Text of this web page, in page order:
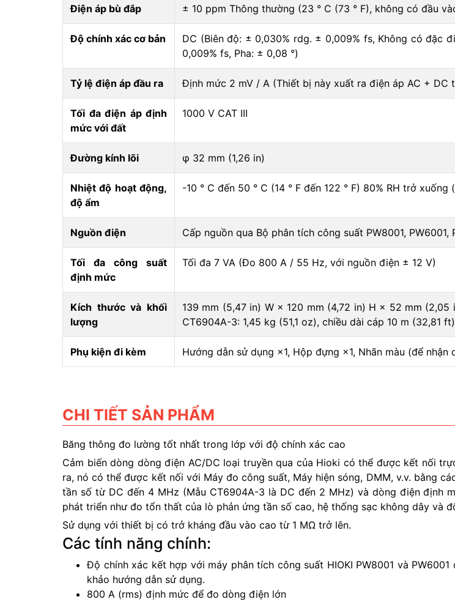
Điện áp bù đắp ± 10 ppm Thông thường (23 ° C (73 ° F), không có đầu
Độ chính xác cơ bản
DC (Biên độ: ± 0,030% rdg. ± 0,009% fs, Không có
0,009% fs, Pha: ± 0,08 °)
Tỷ lệ điện áp đầu ra Định mức 2 mV / A (Thiết bị này xuất ra điện áp AC + DC
Tối đa điện áp định
mức với đất
1000 V CAT III
Đường kính lõi φ 32 mm (1,26 in)
Nhiệt độ hoạt động,
độ ẩm
-10 ° C đến 50 ° C (14 ° F đến 122 ° F) 80% RH trở xuống
Nguồn điện Cấp nguồn qua Bộ phân tích công suất PW8001,
Tối đa công suất
định mức
Tối đa 7 VA (Đo 800 A / 55 Hz, với nguồn điện ± 12 V)
Kích thước và khối
lượng
139 mm (5,47 in) W × 120 mm (4,72 in) H × 52 mm
CT6904A-3: 1,45 kg (51,1 oz), chiều dài cáp 10 m (32,81 ft)
Phụ kiện đi kèm Hướng dẫn sử dụng ×1, Hộp đựng ×1, Nhãn màu (để nhận
CHI TIẾT SẢN PHẨM
Băng thông đo lường tốt nhất trong lớp với độ chính xác cao
Cảm biến dòng dòng điện AC/DC loại truyền qua của Hioki có thể được kết nối
ra, nó có thể được kết nối với Máy đo công suất, Máy hiện sóng, DMM, v.v. bằng
tần số từ DC đến 4 MHz (Mẫu CT6904A-3 là DC đến 2 MHz) và dòng điện định
phát triển như đo tổn thất của lò phản ứng tần số cao, hệ thống sạc không dây và
Sử dụng với thiết bị có trở kháng đầu vào cao từ 1 MΩ trở lên.
Các tính năng chính:
Độ chính xác kết hợp với máy phân tích công suất HIOKI PW8001 và
khảo hướng dẫn sử dụng.
800 A (rms) định mức để đo dòng điện lớn